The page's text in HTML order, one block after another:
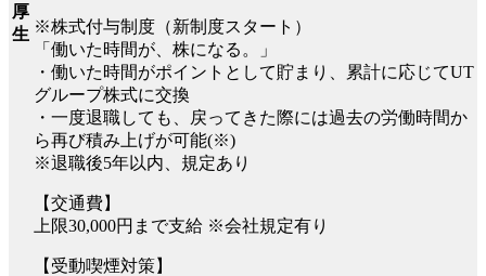
厚
生 ※株式付与制度（新制度スタート）
「働いた時間が、株になる。」
・働いた時間がポイントとして貯まり、累計に応じてUT
グループ株式に交換
・一度退職しても、戻ってきた際には過去の労働時間か
ら再び積み上げが可能(※)
※退職後5年以内、規定あり
【交通費】
上限30,000円まで支給 ※会社規定有り
【受動喫煙対策】